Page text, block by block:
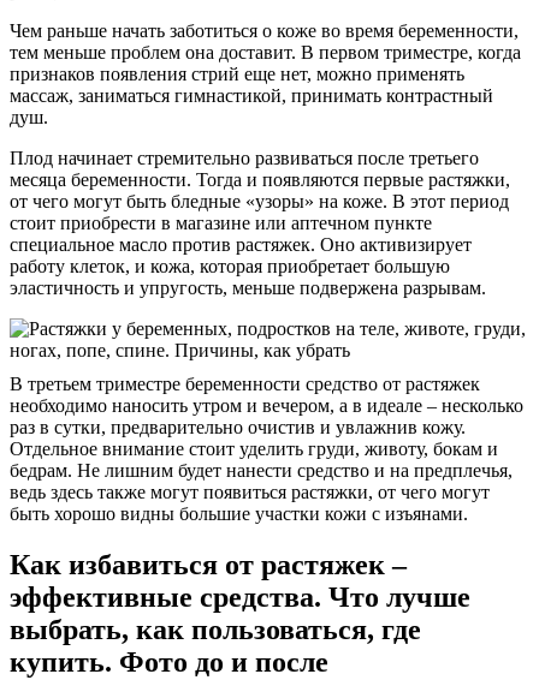
Чем раньше начать заботиться о коже во время беременности,
тем меньше проблем она доставит. В первом триместре, когда
признаков появления стрий еще нет, можно применять
массаж, заниматься гимнастикой, принимать контрастный
душ.
Плод начинает стремительно развиваться после третьего
месяца беременности. Тогда и появляются первые растяжки,
от чего могут быть бледные «узоры» на коже. В этот период
стоит приобрести в магазине или аптечном пункте
специальное масло против растяжек. Оно активизирует
работу клеток, и кожа, которая приобретает большую
эластичность и упругость, меньше подвержена разрывам.
В третьем триместре беременности средство от растяжек
необходимо наносить утром и вечером, а в идеале – несколько
раз в сутки, предварительно очистив и увлажнив кожу.
Отдельное внимание стоит уделить груди, животу, бокам и
бедрам. Не лишним будет нанести средство и на предплечья,
ведь здесь также могут появиться растяжки, от чего могут
быть хорошо видны большие участки кожи с изъянами.
Как избавиться от растяжек –
эффективные средства. Что лучше
выбрать, как пользоваться, где
купить. Фото до и после